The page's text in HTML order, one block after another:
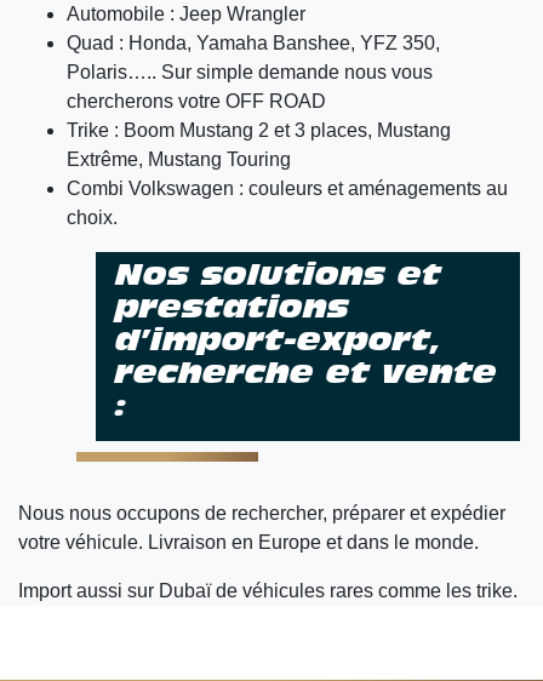
Automobile : Jeep Wrangler
Quad : Honda, Yamaha Banshee, YFZ 350,
Polaris….. Sur simple demande nous vous
chercherons votre OFF ROAD
Trike : Boom Mustang 2 et 3 places, Mustang
Extrême, Mustang Touring
Combi Volkswagen : couleurs et aménagements au
choix.
Nos solutions et
prestations
d’import-export,
recherche et vente
:
Nous nous occupons de rechercher, préparer et expédier
votre véhicule. Livraison en Europe et dans le monde.
Import aussi sur Dubaï de véhicules rares comme les trike.